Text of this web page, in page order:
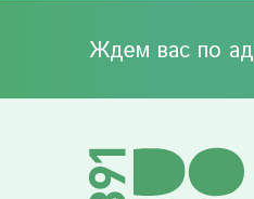
Ждем вас по